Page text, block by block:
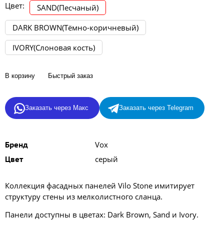
Цвет:
SAND(Песчаный)
DARK BROWN(Тёмно-коричневый)
IVORY(Слоновая кость)
В корзину Быстрый заказ
Заказать через Макс Заказать через Telegram
Бренд Vox
Цвет серый
Коллекция фасадных панелей Vilo Stone имитирует
структуру стены из мелколистного сланца.
Панели доступны в цветах: Dark Brown, Sand и Ivory.